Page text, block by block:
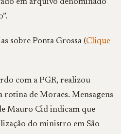
em arquivo denominado
sobre Ponta Grossa (Clique
com a PGR, realizou
de Moraes. Mensagens
Mauro Cid indicam que
do ministro em São